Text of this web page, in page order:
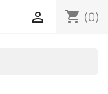
shopping_cart (0)
